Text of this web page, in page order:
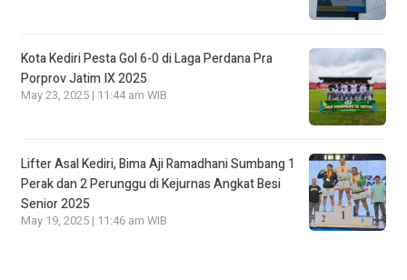
Kota Kediri Pesta Gol 6-0 di Laga Perdana Pra
Porprov Jatim IX 2025
May 23, 2025 | 11:44 am WIB
Lifter Asal Kediri, Bima Aji Ramadhani Sumbang 1
Perak dan 2 Perunggu di Kejurnas Angkat Besi
Senior 2025
May 19, 2025 | 11:46 am WIB